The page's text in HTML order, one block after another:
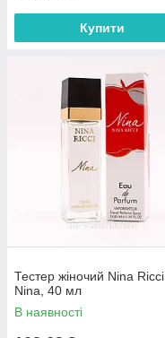
Купити
Тестер жіночий Nina Ricci
Nina, 40 мл
В наявності